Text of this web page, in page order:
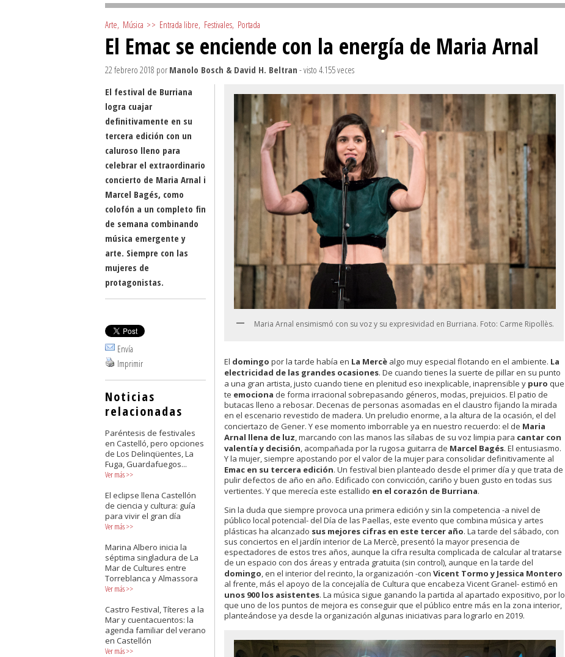
Sivan...
Arte, Música >> Entrada libre, Festivales, Portada
El Emac se enciende con la energía de Maria Arnal
22 febrero 2018 por Manolo Bosch & David H. Beltran - visto 4.155 veces
El festival de Burriana
logra cuajar
definitivamente en su
tercera edición con un
caluroso lleno para
celebrar el extraordinario
concierto de Maria Arnal i
Marcel Bagés, como
colofón a un completo fin
de semana combinando
música emergente y
arte. Siempre con las
mujeres de
protagonistas.
Envía
Imprimir
Noticias
relacionadas
Paréntesis de festivales
en Castelló, pero opciones
de Los Delinqüentes, La
Fuga, Guardafuegos...
Ver más>>
El eclipse llena Castellón
de ciencia y cultura: guía
para vivir el gran día
Ver más>>
Marina Albero inicia la
séptima singladura de La
Mar de Cultures entre
Torreblanca y Almassora
Ver más>>
Castro Festival, Títeres a la
Mar y cuentacuentos: la
agenda familiar del verano
en Castellón
Ver más>>
Maria Arnal ensimismó con su voz y su expresividad en Burriana. Foto: Carme Ripollès.
El domingo por la tarde había en La Mercè algo muy especial flotando en el ambiente. La
electricidad de las grandes ocasiones. De cuando tienes la suerte de pillar en su punto
a una gran artista, justo cuando tiene en plenitud eso inexplicable, inaprensible y puro que
te emociona de forma irracional sobrepasando géneros, modas, prejuicios. El patio de
butacas lleno a rebosar. Decenas de personas asomadas en el claustro fijando la mirada
en el escenario revestido de madera. Un preludio enorme, a la altura de la ocasión, el del
conciertazo de Gener. Y ese momento imborrable ya en nuestro recuerdo: el de Maria
Arnal llena de luz, marcando con las manos las sílabas de su voz limpia para cantar con
valentía y decisión, acompañada por la rugosa guitarra de Marcel Bagés. El entusiasmo.
Y la mujer, siempre apostando por el valor de la mujer para consolidar definitivamente al
Emac en su tercera edición. Un festival bien planteado desde el primer día y que trata de
pulir defectos de año en año. Edificado con convicción, cariño y buen gusto en todas sus
vertientes. Y que merecía este estallido en el corazón de Burriana.
Sin la duda que siempre provoca una primera edición y sin la competencia -a nivel de
público local potencial- del Día de las Paellas, este evento que combina música y artes
plásticas ha alcanzado sus mejores cifras en este tercer año. La tarde del sábado, con
sus conciertos en el jardín interior de La Mercè, presentó la mayor presencia de
espectadores de estos tres años, aunque la cifra resulta complicada de calcular al tratarse
de un espacio con dos áreas y entrada gratuita (sin control), aunque en la tarde del
domingo, en el interior del recinto, la organización -con Vicent Tormo y Jessica Montero
al frente, más el apoyo de la concejalía de Cultura que encabeza Vicent Granel- estimó en
unos 900 los asistentes. La música sigue ganando la partida al apartado expositivo, por lo
que uno de los puntos de mejora es conseguir que el público entre más en la zona interior,
planteándose ya desde la organización algunas iniciativas para lograrlo en 2019.